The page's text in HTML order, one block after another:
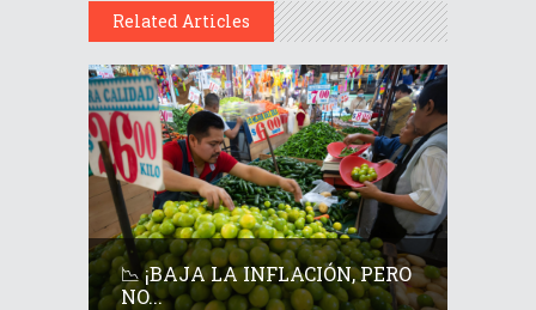
Related Articles
📉 ¡BAJA LA INFLACIÓN, PERO
NO...